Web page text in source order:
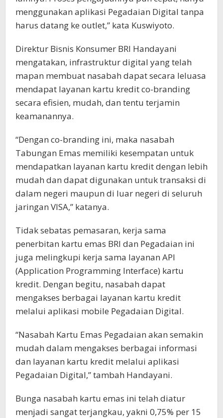
menggunakan aplikasi Pegadaian Digital tanpa
harus datang ke outlet,” kata Kuswiyoto.
Direktur Bisnis Konsumer BRI Handayani
mengatakan, infrastruktur digital yang telah
mapan membuat nasabah dapat secara leluasa
mendapat layanan kartu kredit co-branding
secara efisien, mudah, dan tentu terjamin
keamanannya.
“Dengan co-branding ini, maka nasabah
Tabungan Emas memiliki kesempatan untuk
mendapatkan layanan kartu kredit dengan lebih
mudah dan dapat digunakan untuk transaksi di
dalam negeri maupun di luar negeri di seluruh
jaringan VISA,” katanya.
Tidak sebatas pemasaran, kerja sama
penerbitan kartu emas BRI dan Pegadaian ini
juga melingkupi kerja sama layanan API
(Application Programming Interface) kartu
kredit. Dengan begitu, nasabah dapat
mengakses berbagai layanan kartu kredit
melalui aplikasi mobile Pegadaian Digital.
“Nasabah Kartu Emas Pegadaian akan semakin
mudah dalam mengakses berbagai informasi
dan layanan kartu kredit melalui aplikasi
Pegadaian Digital,” tambah Handayani.
Bunga nasabah kartu emas ini telah diatur
menjadi sangat terjangkau, yakni 0,75% per 15